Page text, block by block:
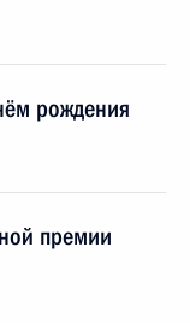
рождения
премии